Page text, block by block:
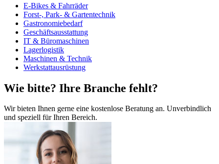
E-Bikes & Fahrräder
Forst-, Park- & Gartentechnik
Gastronomiebedarf
Geschäftsausstattung
IT & Büromaschinen
Lagerlogistik
Maschinen & Technik
Werkstattausrüstung
Wie bitte? Ihre Branche fehlt?
Wir bieten Ihnen gerne eine kostenlose Beratung an. Unverbindlich
und speziell für Ihren Bereich.